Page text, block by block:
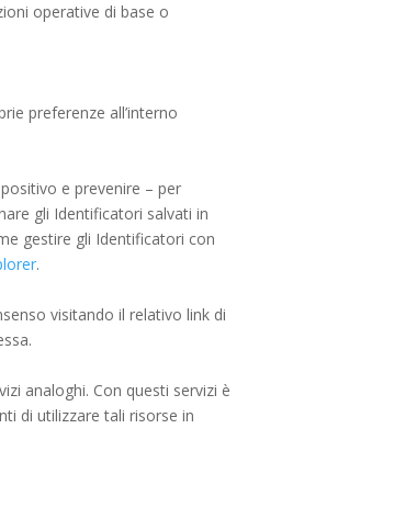
operative di base o
preferenze all’interno
e prevenire – per
gli Identificatori salvati in
gestire gli Identificatori con
.
visitando il relativo link di
analoghi. Con questi servizi è
di utilizzare tali risorse in